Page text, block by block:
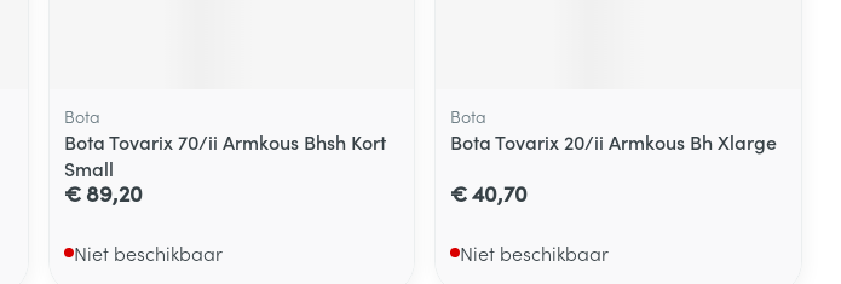
Bota
Bota Tovarix 70/ii Armkous Bhsh Kort
Small
€ 89,20
Niet beschikbaar
Bota
Bota Tovarix 20/ii Armkous Bh Xlarge
€ 40,70
Niet beschikbaar